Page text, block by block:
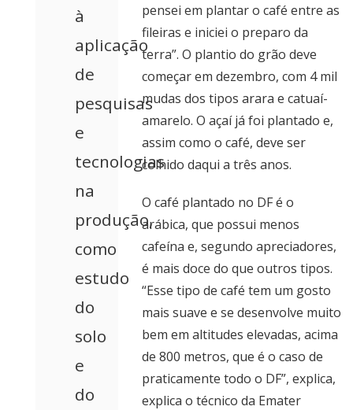
à
aplicação
de
pesquisas
e
tecnologias
na
produção,
como
estudo
do
solo
e
do
pensei em plantar o café entre as
fileiras e iniciei o preparo da
terra”. O plantio do grão deve
começar em dezembro, com 4 mil
mudas dos tipos arara e catuaí-
amarelo. O açaí já foi plantado e,
assim como o café, deve ser
colhido daqui a três anos.
O café plantado no DF é o
arábica, que possui menos
cafeína e, segundo apreciadores,
é mais doce do que outros tipos.
“Esse tipo de café tem um gosto
mais suave e se desenvolve muito
bem em altitudes elevadas, acima
de 800 metros, que é o caso de
praticamente todo o DF”, explica,
explica o técnico da Emater